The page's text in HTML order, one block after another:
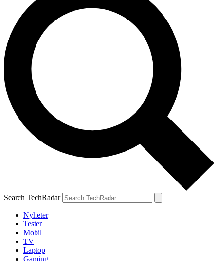
Search TechRadar
Nyheter
Tester
Mobil
TV
Laptop
Gaming